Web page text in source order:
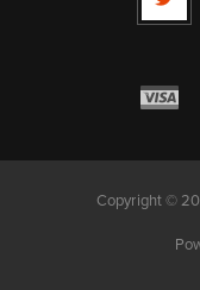
Copyright ©